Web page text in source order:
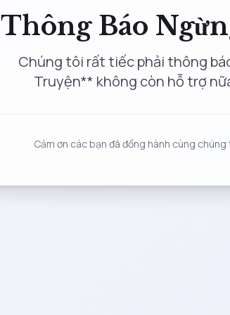
Thông Báo
Chúng tôi rất tiếc phải thông
Truyện** không còn hỗ trợ
Cảm ơn các bạn đã đồng hành cùng